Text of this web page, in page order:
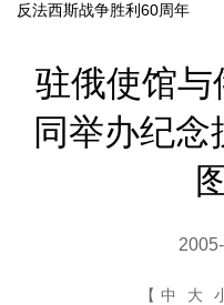
反法西斯战争胜利60周年
驻俄使馆与
同举办纪
【 中 大